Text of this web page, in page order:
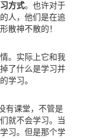
方式。也许对于
人，他们是在追
散神不散的！
。实际上它和我
了什么是学习并
学习。
有课堂，不管是
就不会学习。当
习。但是那个学